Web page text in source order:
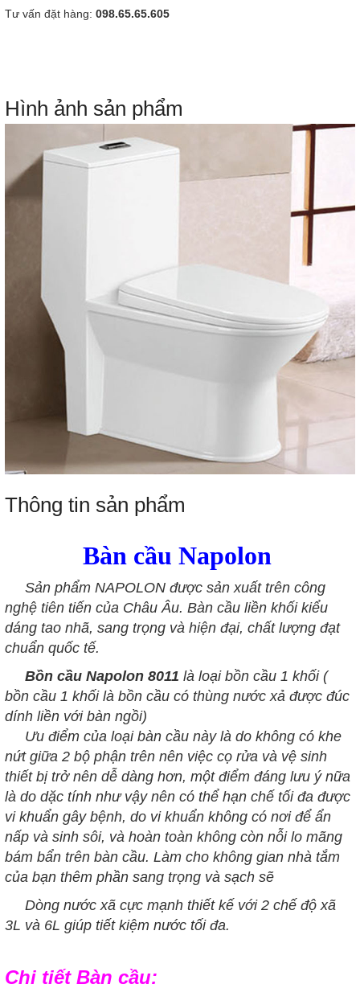
Tư vấn đặt hàng: 098.65.65.605
Hình ảnh sản phẩm
Thông tin sản phẩm
Bàn cầu Napolon
Sản phẩm NAPOLON được sản xuất trên công
nghệ tiên tiến của Châu Âu. Bàn cầu liền khối kiểu
dáng tao nhã, sang trọng và hiện đại, chất lượng đạt
chuẩn quốc tế.
Bồn cầu Napolon 8011 là loại bồn cầu 1 khối (
bồn cầu 1 khối là bồn cầu có thùng nước xả được đúc
dính liền với bàn ngồi)
Ưu điểm của loại bàn cầu này là do không có khe
nứt giữa 2 bộ phận trên nên việc cọ rửa và vệ sinh
thiết bị trở nên dễ dàng hơn, một điểm đáng lưu ý nữa
là do dặc tính như vậy nên có thể hạn chế tối đa được
vi khuẩn gây bệnh, do vi khuẩn không có nơi để ẩn
nấp và sinh sôi, và hoàn toàn không còn nỗi lo mãng
bám bẩn trên bàn cầu. Làm cho không gian nhà tắm
của bạn thêm phần sang trọng và sạch sẽ
Dòng nước xã cực mạnh thiết kế với 2 chế độ xã
3L và 6L giúp tiết kiệm nước tối đa.
Chi tiết Bàn cầu: